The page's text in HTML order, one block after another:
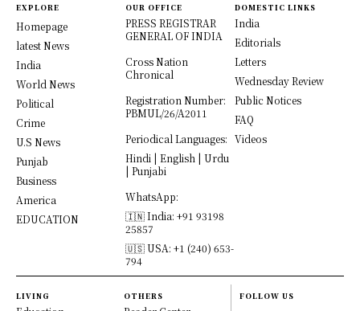
EXPLORE
Homepage
latest News
India
World News
Political
Crime
U.S News
Punjab
Business
America
EDUCATION
OUR OFFICE
PRESS REGISTRAR
GENERAL OF INDIA
Cross Nation
Chronical
Registration Number:
PBMUL/26/A2011
Periodical Languages:
Hindi | English | Urdu
| Punjabi
WhatsApp:
🇮🇳 India: +91 93198
25857
🇺🇸 USA: +1 (240) 653-
794
DOMESTIC LINKS
India
Editorials
Letters
Wednesday Review
Public Notices
FAQ
Videos
LIVING OTHERS FOLLOW US